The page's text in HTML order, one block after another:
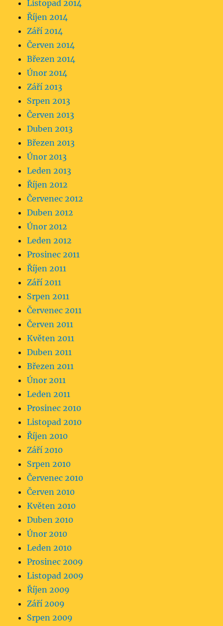
Listopad 2014
Říjen 2014
Září 2014
Červen 2014
Březen 2014
Únor 2014
Září 2013
Srpen 2013
Červen 2013
Duben 2013
Březen 2013
Únor 2013
Leden 2013
Říjen 2012
Červenec 2012
Duben 2012
Únor 2012
Leden 2012
Prosinec 2011
Říjen 2011
Září 2011
Srpen 2011
Červenec 2011
Červen 2011
Květen 2011
Duben 2011
Březen 2011
Únor 2011
Leden 2011
Prosinec 2010
Listopad 2010
Říjen 2010
Září 2010
Srpen 2010
Červenec 2010
Červen 2010
Květen 2010
Duben 2010
Únor 2010
Leden 2010
Prosinec 2009
Listopad 2009
Říjen 2009
Září 2009
Srpen 2009